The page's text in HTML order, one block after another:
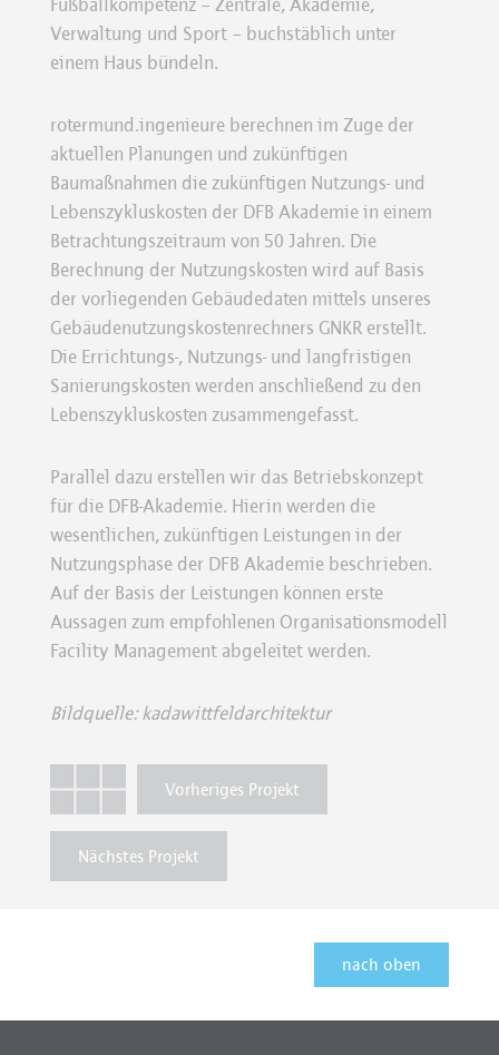
Verwaltung und Sport – buchstäblich unter
einem Haus bündeln.
rotermund.ingenieure berechnen im Zuge der
aktuellen Planungen und zukünftigen
Baumaßnahmen die zukünftigen Nutzungs- und
Lebenszykluskosten der DFB Akademie in einem
Betrachtungszeitraum von 50 Jahren. Die
Berechnung der Nutzungskosten wird auf Basis
der vorliegenden Gebäudedaten mittels unseres
Gebäudenutzungskostenrechners GNKR erstellt.
Die Errichtungs-, Nutzungs- und langfristigen
Sanierungskosten werden anschließend zu den
Lebenszykluskosten zusammengefasst.
Parallel dazu erstellen wir das Betriebskonzept
für die DFB-Akademie. Hierin werden die
wesentlichen, zukünftigen Leistungen in der
Nutzungsphase der DFB Akademie beschrieben.
Auf der Basis der Leistungen können erste
Aussagen zum empfohlenen Organisationsmodell
Facility Management abgeleitet werden.
Bildquelle: kadawittfeldarchitektur
Vorheriges Projekt
Nächstes Projekt
nach oben